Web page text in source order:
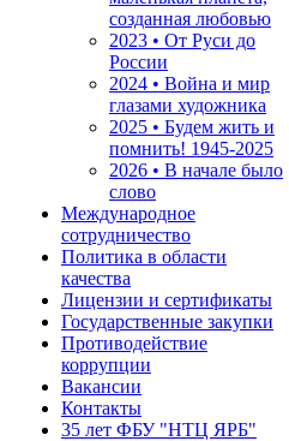
созданная любовью
2023 • От Руси до
России
2024 • Война и мир
глазами художника
2025 • Будем жить и
помнить! 1945-2025
2026 • В начале было
слово
Международное
сотрудничество
Политика в области
качества
Лицензии и сертификаты
Государственные закупки
Противодействие
коррупции
Вакансии
Контакты
35 лет ФБУ "НТЦ ЯРБ"